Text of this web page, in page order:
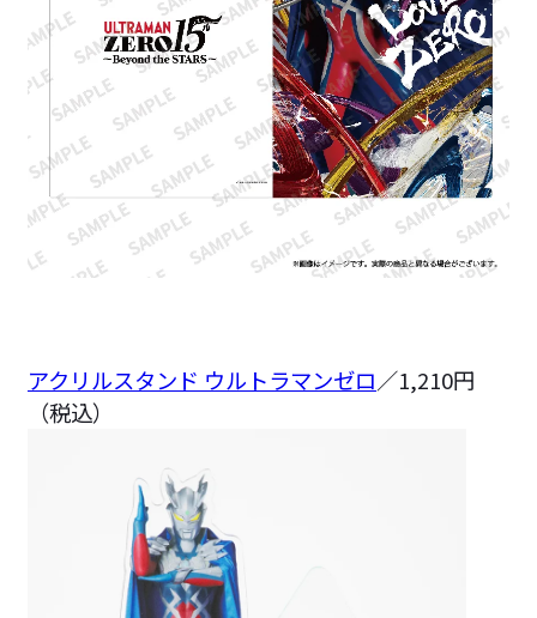
アクリルスタンド ウルトラマンゼロ／1,210円
（税込）